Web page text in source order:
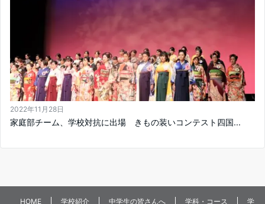
2022年11月28日
家庭部チーム、学校対抗に出場 きもの装いコンテスト四国...
HOME 学校紹介 中学生の皆さんへ 学科・コース 学